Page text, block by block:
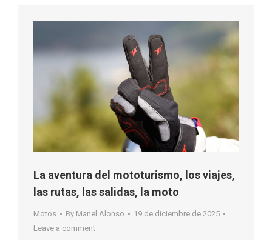
La aventura del mototurismo, los viajes,
las rutas, las salidas, la moto
Motos By Manel Alonso
19 de diciembre de 2025
Leave a comment